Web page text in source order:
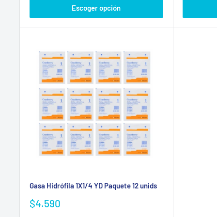
Escoger opción
Gasa Hidrófila 1X1/4 YD Paquete 12 unids
Precio
$4.590